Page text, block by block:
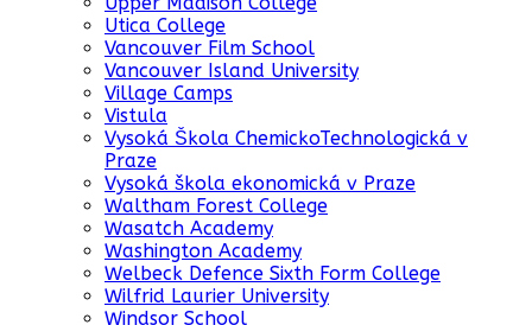
Utica College
Vancouver Film School
Vancouver Island University
Village Camps
Vistula
Vysoká Škola ChemickoTechnologická v
Praze
Vysoká škola ekonomická v Praze
Waltham Forest College
Wasatch Academy
Washington Academy
Welbeck Defence Sixth Form College
Wilfrid Laurier University
Windsor School